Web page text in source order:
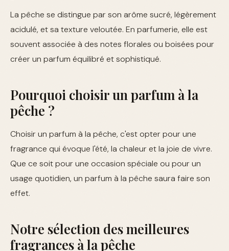
La pêche se distingue par son arôme sucré, légèrement
acidulé, et sa texture veloutée. En parfumerie, elle est
souvent associée à des notes florales ou boisées pour
créer un parfum équilibré et sophistiqué.
Pourquoi choisir un parfum à la
pêche ?
Choisir un parfum à la pêche, c'est opter pour une
fragrance qui évoque l'été, la chaleur et la joie de vivre.
Que ce soit pour une occasion spéciale ou pour un
usage quotidien, un parfum à la pêche saura faire son
effet.
Notre sélection des meilleures
fragrances à la pêche